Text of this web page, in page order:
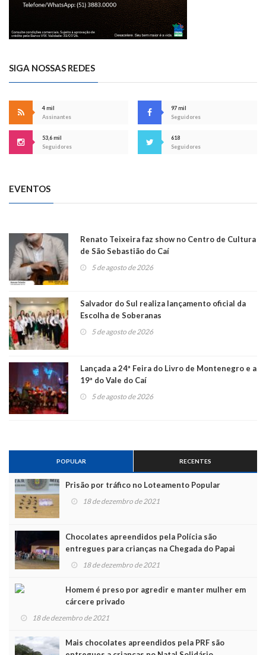
SIGA NOSSAS REDES
4 mil
Assinantes
97 mil
Seguidores
53,6 mil
Seguidores
618
Seguidores
EVENTOS
Renato Teixeira faz show no Centro de Cultura
de São Sebastião do Caí
5 de agosto de 2026
Salvador do Sul realiza lançamento oficial da
Escolha de Soberanas
5 de agosto de 2026
Lançada a 24ª Feira do Livro de Montenegro e a
19ª do Vale do Caí
5 de agosto de 2026
POPULAR RECENTES
Prisão por tráfico no Loteamento Popular
18 de dezembro de 2021
Chocolates apreendidos pela Polícia são
entregues para crianças na Chegada do Papai
Noel
18 de dezembro de 2021
Homem é preso por agredir e manter mulher em
cárcere privado
18 de dezembro de 2021
Mais chocolates apreendidos pela PRF são